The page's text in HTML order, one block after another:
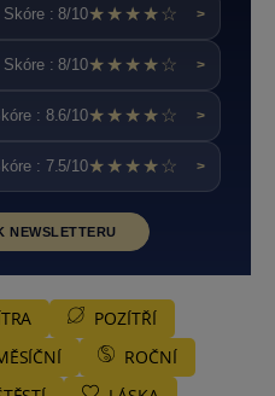
Skóre : 8/10★★★★☆ >
Skóre : 8/10★★★★☆ >
: 8.6/10★★★★☆ >
: 7.5/10★★★★☆ >
NEWSLETTERU
POZÍTŘÍ
ROČNÍ